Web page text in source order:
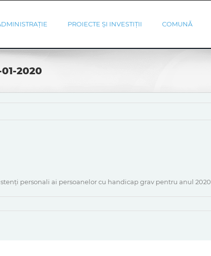
PROIECTE ȘI INVESTIȚII COMUNĂ
2020
personali ai persoanelor cu handicap grav pentru anul 2020